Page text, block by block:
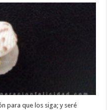
para que los siga; y seré